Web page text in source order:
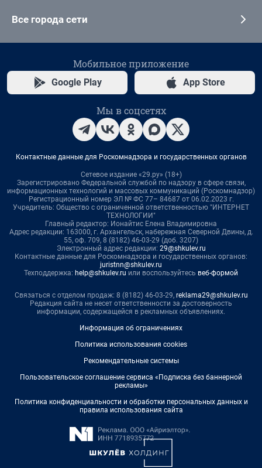
Все города сети
Мобильное приложение
Google Play App Store
Мы в соцсетях
Контактные данные для Роскомнадзора и государственных органов
Сетевое издание «29.ру» (18+)
Зарегистрировано Федеральной службой по надзору в сфере связи,
информационных технологий и массовых коммуникаций (Роскомнадзор)
Регистрационный номер ЭЛ № ФС 77– 84687 от 06.02.2023 г.
Учредитель: Общество с ограниченной ответственностью "ИНТЕРНЕТ
ТЕХНОЛОГИИ"
Главный редактор: Ионайтис Елена Владимировна
Адрес редакции: 163000, г. Архангельск, набережная Северной Двины, д.
55, оф. 709, 8 (8182) 46-03-29 (доб. 3207)
Электронный адрес редакции: 29@shkulev.ru
Контактные данные для Роскомнадзора и государственных органов:
juristnn@shkulev.ru
Техподдержка: help@shkulev.ru или воспользуйтесь веб-формой
Связаться с отделом продаж: 8 (8182) 46-03-29, reklama29@shkulev.ru
Редакция сайта не несет ответственности за достоверность
информации, содержащейся в рекламных объявлениях.
Информация об ограничениях
Политика использования cookies
Рекомендательные системы
Пользовательское соглашение сервиса «Подписка без баннерной
рекламы»
Политика конфиденциальности и обработки персональных данных и
правила использования сайта